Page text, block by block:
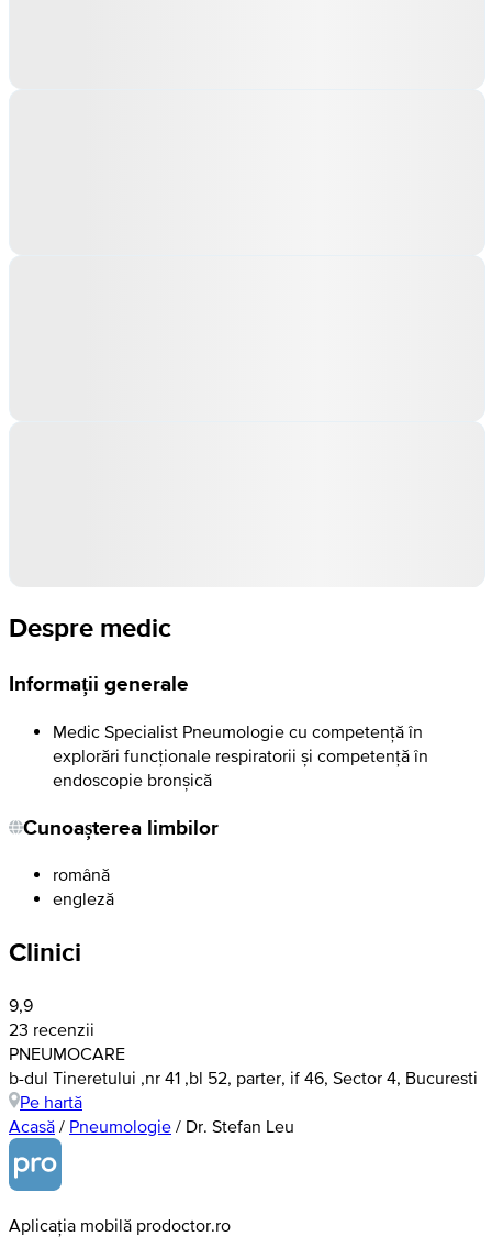
Despre medic
Informații generale
Medic Specialist Pneumologie cu competență în
explorări funcționale respiratorii și competență în
endoscopie bronșică
Cunoașterea limbilor
română
engleză
Clinici
9,9
23 recenzii
PNEUMOCARE
b-dul Tineretului ,nr 41 ,bl 52, parter, if 46, Sector 4, Bucuresti
Pe hartă
Acasă / Pneumologie / Dr. Stefan Leu
Aplicația mobilă prodoctor.ro